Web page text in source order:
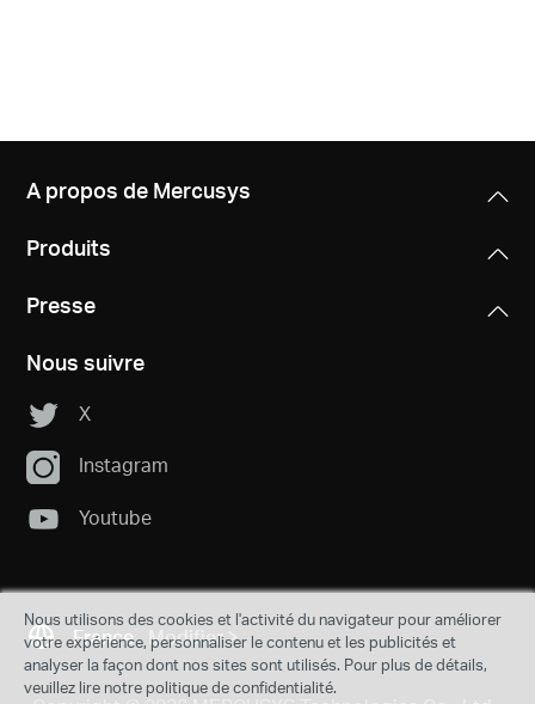
A propos de Mercusys
Produits
Presse
Nous suivre
X
Instagram
Youtube
France Modifier
Nous utilisons des cookies et l'activité du navigateur pour améliorer
votre expérience, personnaliser le contenu et les publicités et
analyser la façon dont nos sites sont utilisés. Pour plus de détails,
veuillez lire notre politique de confidentialité.